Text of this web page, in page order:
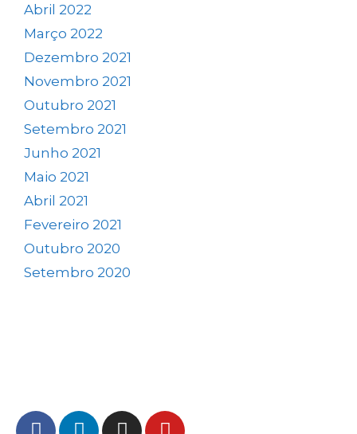
Abril 2022
Março 2022
Dezembro 2021
Novembro 2021
Outubro 2021
Setembro 2021
Junho 2021
Maio 2021
Abril 2021
Fevereiro 2021
Outubro 2020
Setembro 2020